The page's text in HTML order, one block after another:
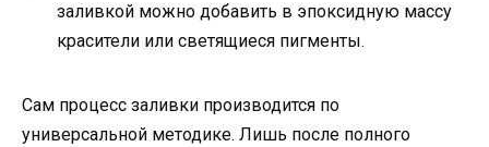
заливкой можно добавить в эпоксидную массу
красители или светящиеся пигменты.
Сам процесс заливки производится по
универсальной методике. Лишь после полного